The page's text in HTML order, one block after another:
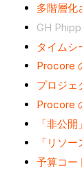
多階層化
GH
タイムシ
Procore
プロジェ
Procore
「非公
「リソ
予算コー